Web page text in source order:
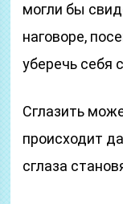
могли бы
наговоре,
уберечь
Сглазить
происходит
сглаза